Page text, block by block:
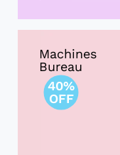
Machines
Bureau
40%
OFF